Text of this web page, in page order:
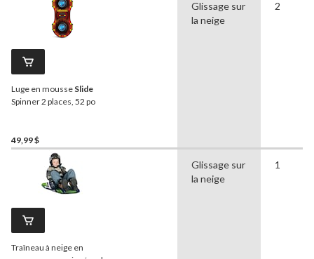
Luge en mousse Slide
Spinner 2 places, 52 po
49,99 $
Glissage sur
la neige
2
Traîneau à neige en
Glissage sur
la neige
1